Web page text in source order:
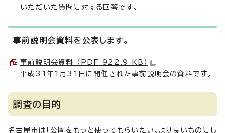
いただいた質問に対する回答です。
事前説明会資料を公表します。
事前説明会資料 （PDF 922.9 KB）
平成31年1月31日に開催された事前説明会の資料です。
調査の目的
名古屋市は「公園をもっと使ってもらいたい。より良いものにし